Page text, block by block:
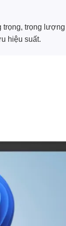
trọng
hiệu suất.